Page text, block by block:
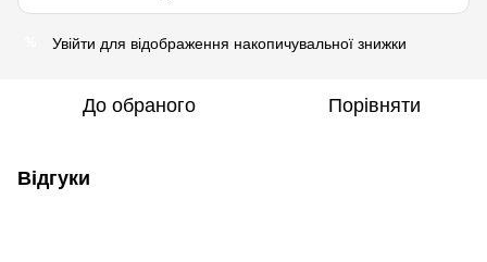
Увійти для відображення накопичувальної знижки
До обраного Порівняти
Відгуки